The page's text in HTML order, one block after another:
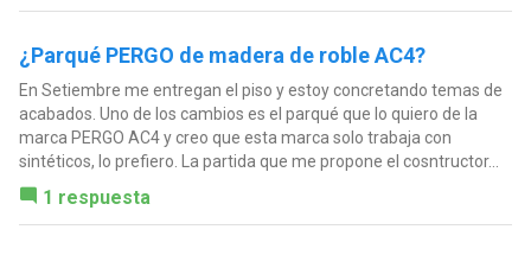
¿Parqué PERGO de madera de roble AC4?
En Setiembre me entregan el piso y estoy concretando temas de
acabados. Uno de los cambios es el parqué que lo quiero de la
marca PERGO AC4 y creo que esta marca solo trabaja con
sintéticos, lo prefiero. La partida que me propone el cosntructor...
1 respuesta